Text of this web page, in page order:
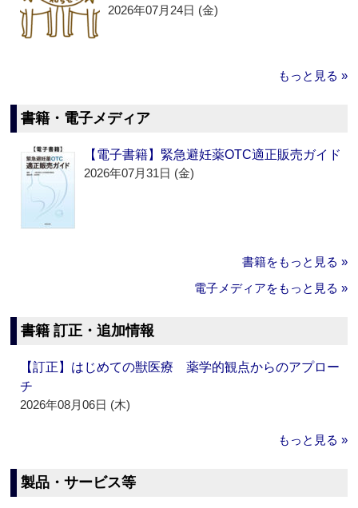
2026年07月24日 (金)
もっと見る »
書籍・電子メディア
【電子書籍】緊急避妊薬OTC適正販売ガイド
2026年07月31日 (金)
書籍をもっと見る »
電子メディアをもっと見る »
書籍 訂正・追加情報
【訂正】はじめての獣医療 薬学的観点からのアプロー
チ
2026年08月06日 (木)
もっと見る »
製品・サービス等